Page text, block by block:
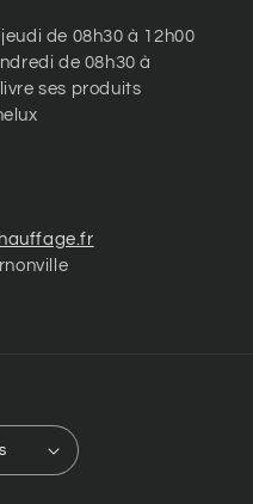
de 08h30 à 12h00
de 08h30 à
livre ses produits